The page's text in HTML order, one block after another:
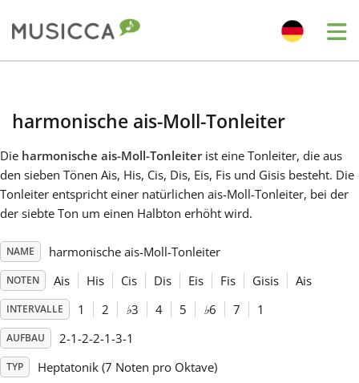
English
Español
harmonische ais-Moll-Tonleiter
Die harmonische ais-Moll-Tonleiterist eine Tonleiter, die aus
den sieben Tönen Ais, His, Cis, Dis, Eis, Fis und Gisis besteht. Die
Tonleiter entspricht einer natürlichen ais-Moll-Tonleiter, bei der
der siebte Ton um einen Halbton erhöht wird.
NAME harmonische ais-Moll-Tonleiter
NOTEN Ais His Cis Dis Eis Fis Gisis Ais
INTERVALLE 1 2 ♭3 4 5 ♭6 7 1
AUFBAU 2-1-2-2-1-3-1
TYP Heptatonik (7 Noten pro Oktave)